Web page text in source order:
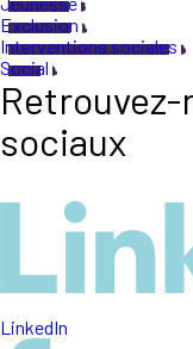
Exclusion
Interventions sociales
Social
sociaux
LinkedIn